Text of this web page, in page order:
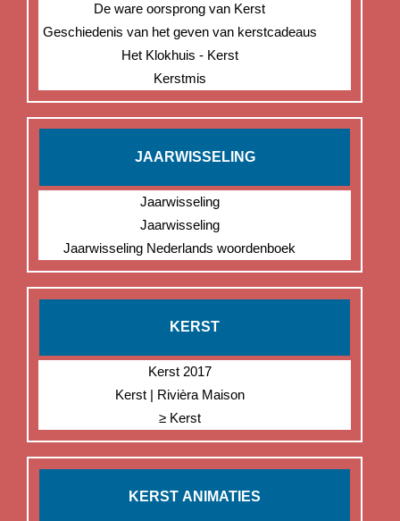
De ware oorsprong van Kerst
Geschiedenis van het geven van kerstcadeaus
Het Klokhuis - Kerst
Kerstmis
JAARWISSELING
Jaarwisseling
Jaarwisseling
Jaarwisseling Nederlands woordenboek
KERST
Kerst 2017
Kerst | Rivièra Maison
≥ Kerst
KERST ANIMATIES